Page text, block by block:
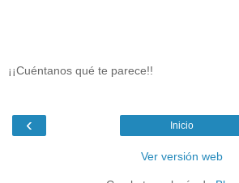
¡¡Cuéntanos qué te parece!!
‹ Inicio
Ver versión web